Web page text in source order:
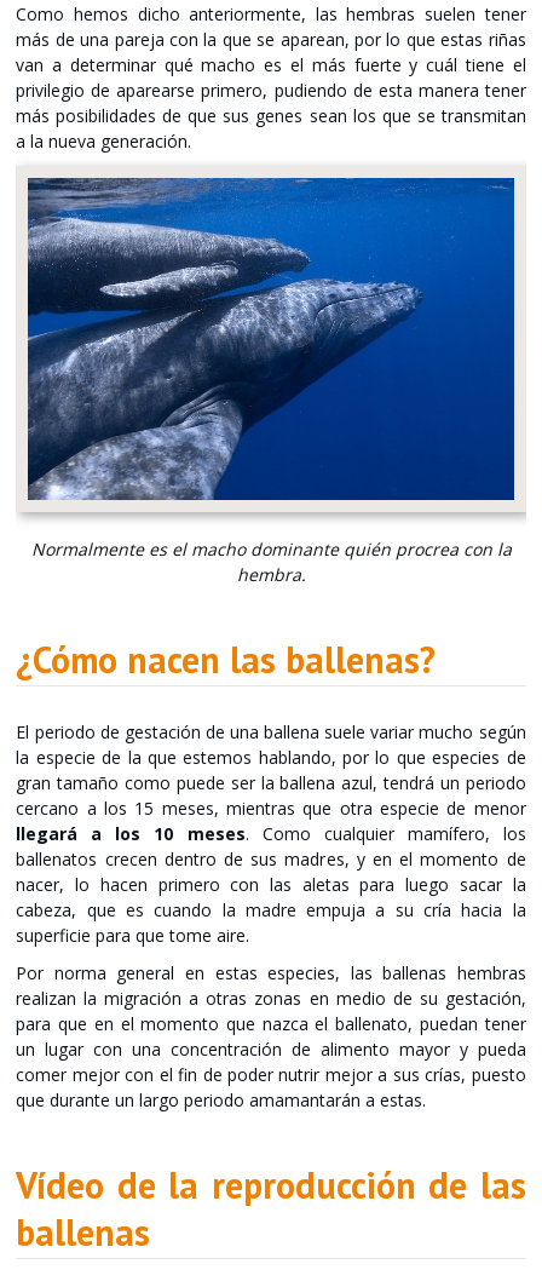
Como hemos dicho anteriormente, las hembras suelen tener
más de una pareja con la que se aparean, por lo que estas riñas
van a determinar qué macho es el más fuerte y cuál tiene el
privilegio de aparearse primero, pudiendo de esta manera tener
más posibilidades de que sus genes sean los que se transmitan
a la nueva generación.
Normalmente es el macho dominante quién procrea con la
hembra.
¿Cómo nacen las ballenas?
El periodo de gestación de una ballena suele variar mucho según
la especie de la que estemos hablando, por lo que especies de
gran tamaño como puede ser la ballena azul, tendrá un periodo
cercano a los 15 meses, mientras que otra especie de menor
llegará a los 10 meses. Como cualquier mamífero, los
ballenatos crecen dentro de sus madres, y en el momento de
nacer, lo hacen primero con las aletas para luego sacar la
cabeza, que es cuando la madre empuja a su cría hacia la
superficie para que tome aire.
Por norma general en estas especies, las ballenas hembras
realizan la migración a otras zonas en medio de su gestación,
para que en el momento que nazca el ballenato, puedan tener
un lugar con una concentración de alimento mayor y pueda
comer mejor con el fin de poder nutrir mejor a sus crías, puesto
que durante un largo periodo amamantarán a estas.
Vídeo de la reproducción de las
ballenas